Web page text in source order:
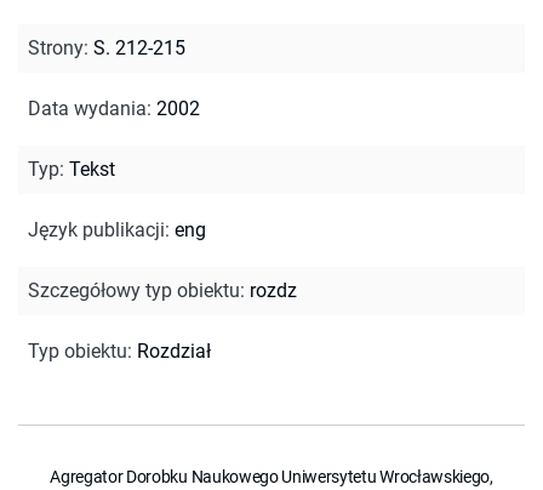
Strony: S. 212-215
Data wydania: 2002
Typ: Tekst
Język publikacji: eng
Szczegółowy typ obiektu: rozdz
Typ obiektu: Rozdział
Agregator Dorobku Naukowego Uniwersytetu Wrocławskiego,